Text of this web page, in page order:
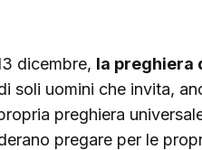
dicembre, la preghiera
soli uomini che invita,
preghiera
pregare per le